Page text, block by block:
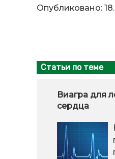
Опубликовано:
Статьи по теме
Виагра для
сердца